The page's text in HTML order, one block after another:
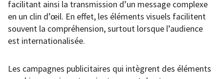
facilitant ainsi la transmission d’un message complexe
en un clin d’œil. En effet, les éléments visuels facilitent
souvent la compréhension, surtout lorsque l’audience
est internationalisée.
Les campagnes publicitaires qui intègrent des éléments